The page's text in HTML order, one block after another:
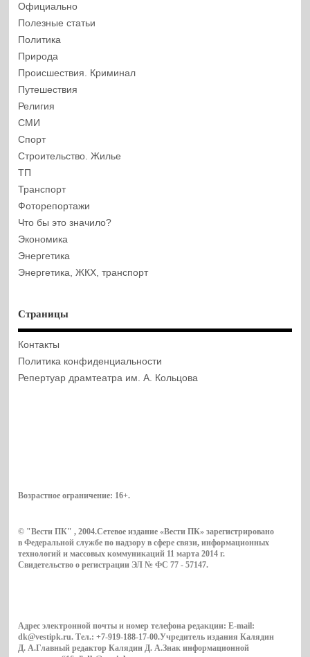
Официально
Полезные статьи
Политика
Природа
Происшествия. Криминал
Путешествия
Религия
СМИ
Спорт
Строительство. Жилье
ТП
Транспорт
Фоторепортажи
Что бы это значило?
Экономика
Энергетика
Энергетика, ЖКХ, транспорт
Страницы
Контакты
Политика конфиденциальности
Репертуар драмтеатра им. А. Кольцова
Возрастное ограничение: 16+.
© "Вести ПК" , 2004.Сетевое издание «Вести ПК» зарегистрировано
в Федеральной службе по надзору в сфере связи, информационных
технологий и массовых коммуникаций 11 марта 2014 г.
Свидетельство о регистрации ЭЛ № ФС 77 - 57147.
Адрес электронной почты и номер телефона редакции: E-mail:
dk@vestipk.ru. Тел.: +7-919-188-17-00.Учредитель издания Калядин
Д. А.Главный редактор Калядин Д. А.Знак информационной